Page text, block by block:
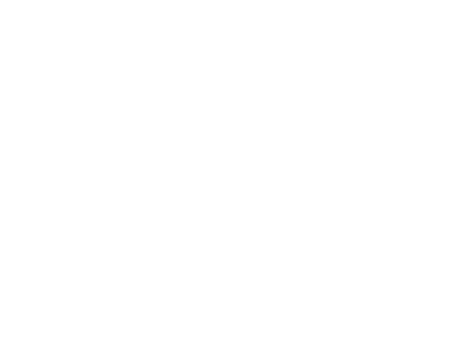
През учебната 2026/2027